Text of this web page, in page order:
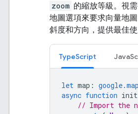
zoom 的縮放等級。視
地圖選項來要求向量地
斜度和方向，提供最佳使
TypeScript
let map :
async function init
// Import the